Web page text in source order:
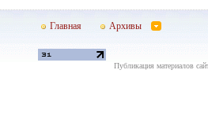
Главная Архивы
Публикация материалов